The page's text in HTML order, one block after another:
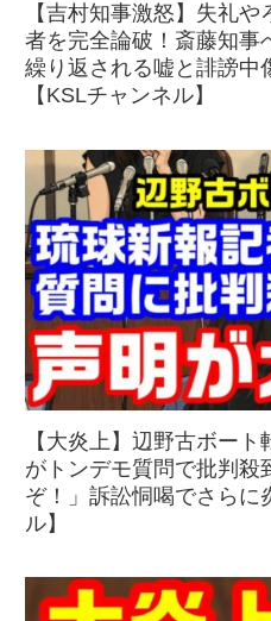
【吉村知事激怒】失礼
者を完全論破！斎藤知事
繰り返される嘘と誹謗中
【KSLチャンネル】
【大炎上】辺野古ボー
がトンデモ質問で批判
ぞ！」訴訟恫喝でさらに
ル】